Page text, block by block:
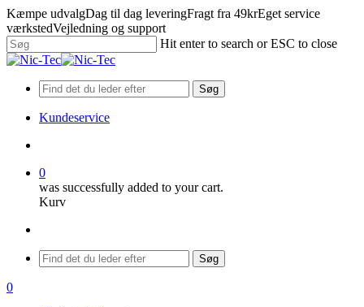
Skip
to
main
content
Kæmpe udvalgDag til dag leveringFragt fra 49krEget service
værkstedVejledning og support
Hit enter to search or ESC to close
Close
Søg
Kundeservice
0
was successfully added to your cart.
Kurv
Menu
Søg
search
0